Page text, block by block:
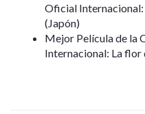
Oficial
(Japón)
Mejor Película de la
Internacional: La